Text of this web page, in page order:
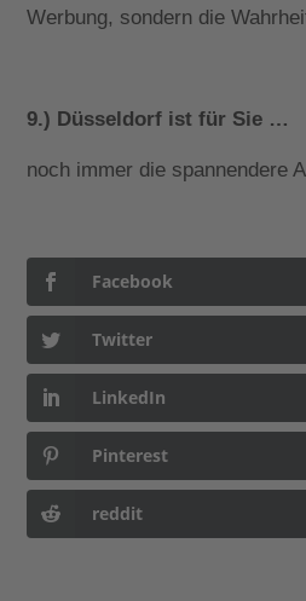
Werbung, sondern die
9.) Düsseldorf ist für Sie …
noch immer die spannendere
Facebook
Twitter
LinkedIn
Pinterest
reddit